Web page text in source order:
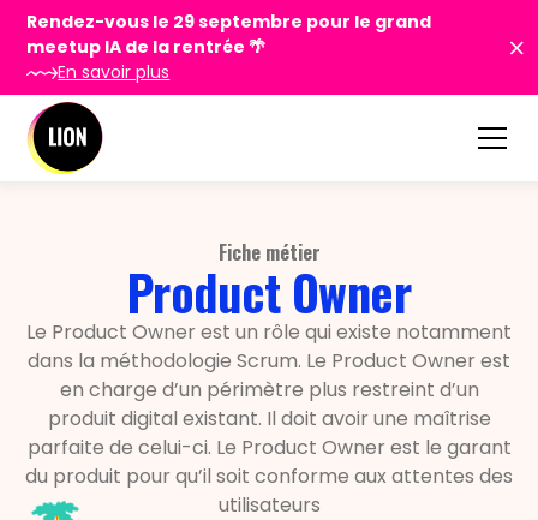
Rendez-vous le 29 septembre pour le grand
meetup IA de la rentrée 🌴
En savoir plus
Fiche métier
Product Owner
Le Product Owner est un rôle qui existe notamment
dans la méthodologie Scrum. Le Product Owner est
en charge d’un périmètre plus restreint d’un
produit digital existant. Il doit avoir une maîtrise
parfaite de celui-ci. Le Product Owner est le garant
du produit pour qu’il soit conforme aux attentes des
utilisateurs